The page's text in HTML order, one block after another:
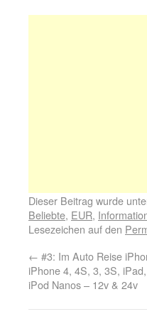
Dieser Beitrag wurde
Beliebte, EUR,
Lesezeichen auf den
← #3: Im Auto Reise
iPhone 4, 4S, 3, 3S,
iPod Nanos – 12v & 24v